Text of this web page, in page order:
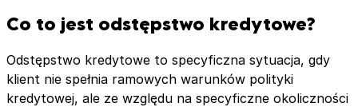
Co to jest odstępstwo kredytowe?
Odstępstwo kredytowe to specyficzna sytuacja, gdy
klient nie spełnia ramowych warunków polityki
kredytowej, ale ze względu na specyficzne okoliczności